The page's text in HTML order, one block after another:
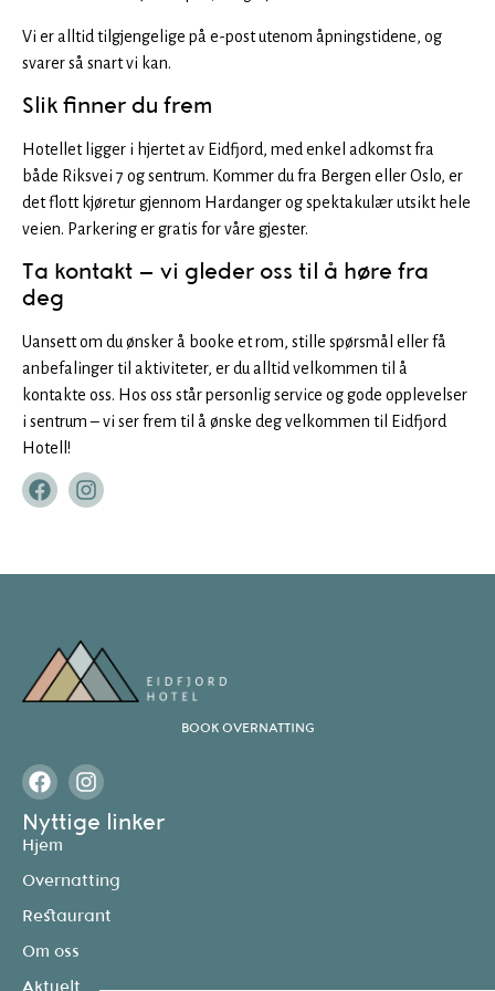
Vi er alltid tilgjengelige på e-post utenom åpningstidene, og
svarer så snart vi kan.
Slik finner du frem
Hotellet ligger i hjertet av Eidfjord, med enkel adkomst fra
både Riksvei 7 og sentrum. Kommer du fra Bergen eller Oslo, er
det flott kjøretur gjennom Hardanger og spektakulær utsikt hele
veien. Parkering er gratis for våre gjester.
Ta kontakt – vi gleder oss til å høre fra
deg
Uansett om du ønsker å booke et rom, stille spørsmål eller få
anbefalinger til aktiviteter, er du alltid velkommen til å
kontakte oss. Hos oss står personlig service og gode opplevelser
i sentrum – vi ser frem til å ønske deg velkommen til Eidfjord
Hotell!
BOOK OVERNATTING
Nyttige linker
Hjem
Overnatting
Restaurant
Om oss